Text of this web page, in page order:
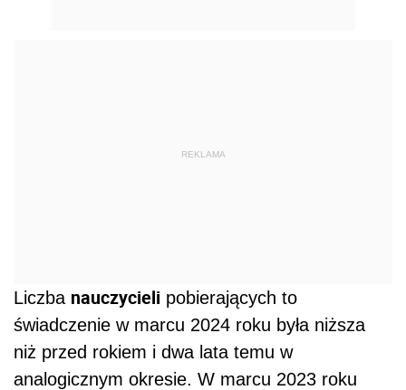
REKLAMA
Liczba nauczycieli pobierających to
świadczenie w marcu 2024 roku była niższa
niż przed rokiem i dwa lata temu w
analogicznym okresie. W marcu 2023 roku